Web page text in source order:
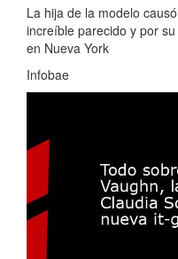
La hija de la modelo
increíble parecido y por
en Nueva York
Infobae